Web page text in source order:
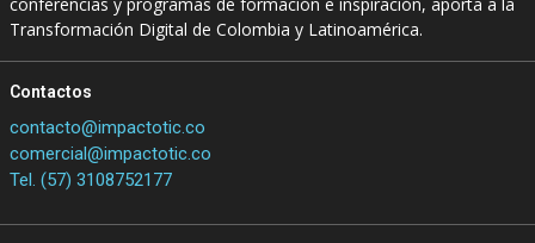
Transformación Digital de Colombia y Latinoamérica.
Contactos
contacto@impactotic.co
comercial@impactotic.co
Tel. (57) 3108752177